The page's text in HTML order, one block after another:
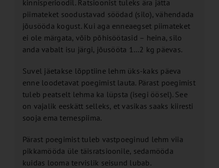
kinnisperioodil. Ratsioonist tuleks ära jätta
piimateket soodustavad söödad (silo), vähendada
jõusööda kogust. Kui aga enneaegset piimateket
ei ole märgata, võib põhisöötasid – heina, silo
anda vabalt isu järgi, jõusööta 1…2 kg päevas.
Suvel jäetakse lõpptiine lehm üks-kaks päeva
enne loodetavat poegimist lauta. Pärast poegimist
tuleb peatselt lehma ka lüpsta (isegi öösel). See
on vajalik eeskätt selleks, et vasikas saaks kiiresti
sooja ema ternespiima.
Pärast poegimist tuleb vastpoeginud lehm viia
pikkamööda üle täisratsioonile, sedamööda
kuidas looma tervislik seisund lubab.